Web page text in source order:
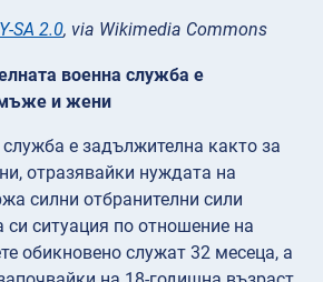
SA 2.0, via Wikimedia Commons
военна служба е
и жени
е задължителна както за
отразявайки нуждата на
силни отбранителни сили
си ситуация по отношение на
обикновено служат 32 месеца, а